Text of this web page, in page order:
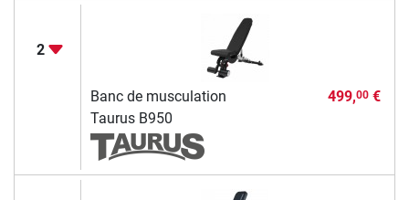
2
Banc de musculation
Taurus B950
499,00€